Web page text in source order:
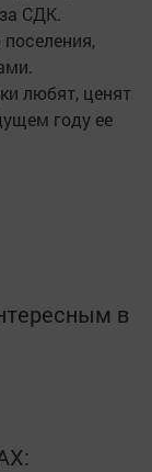
СДК.
любят, ценят
году ее
в